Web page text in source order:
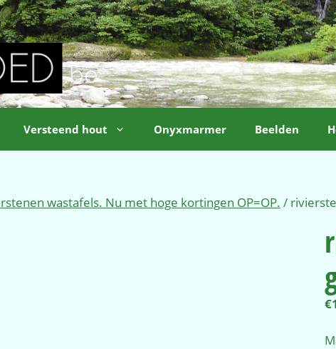
Versteend hout Onyxmarmer Beelden
wastafels. Nu met hoge kortingen OP=OP. /
€